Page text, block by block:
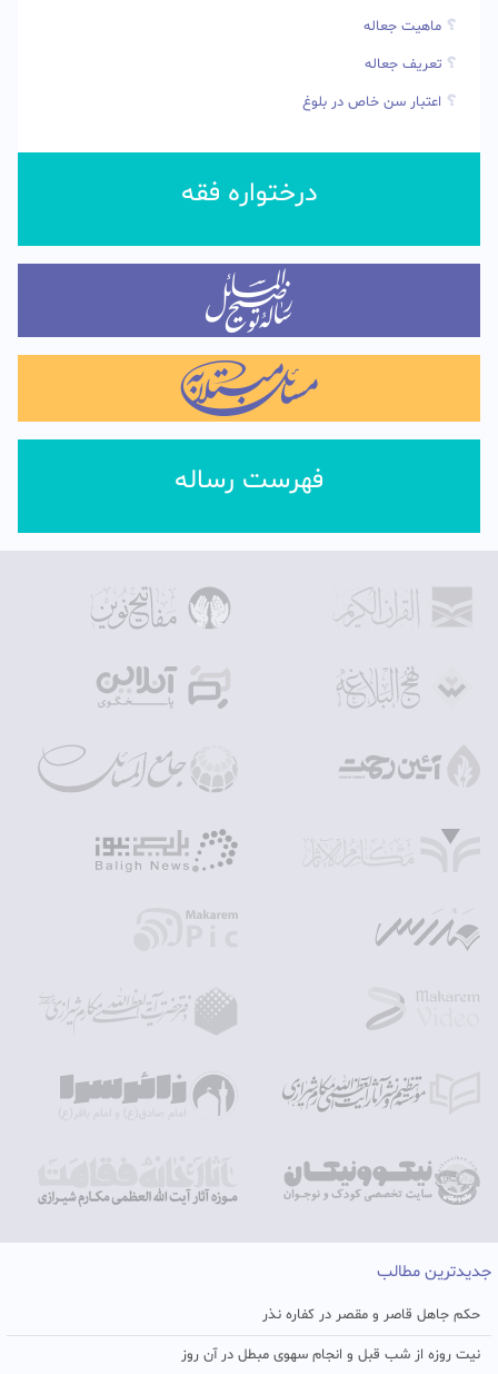
ماهیت جعاله
تعریف جعاله
اعتبار سن خاص در بلوغ
درختواره فقه
فهرست رساله
جدیدترین مطالب
حکم جاهل قاصر و مقصر در کفاره نذر
نیت روزه از شب قبل و انجام سهوی مبطل در آن روز